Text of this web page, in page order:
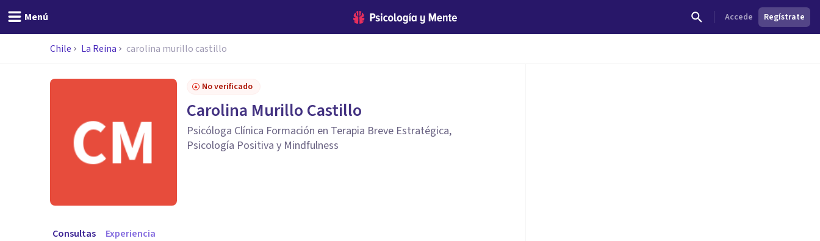
Menú Accede Regístrate
Chile La Reina carolina murillo castillo
No verificado
Carolina Murillo Castillo
Psicóloga Clínica Formación en Terapia Breve Estratégica,
Psicología Positiva y Mindfulness
Consultas Experiencia